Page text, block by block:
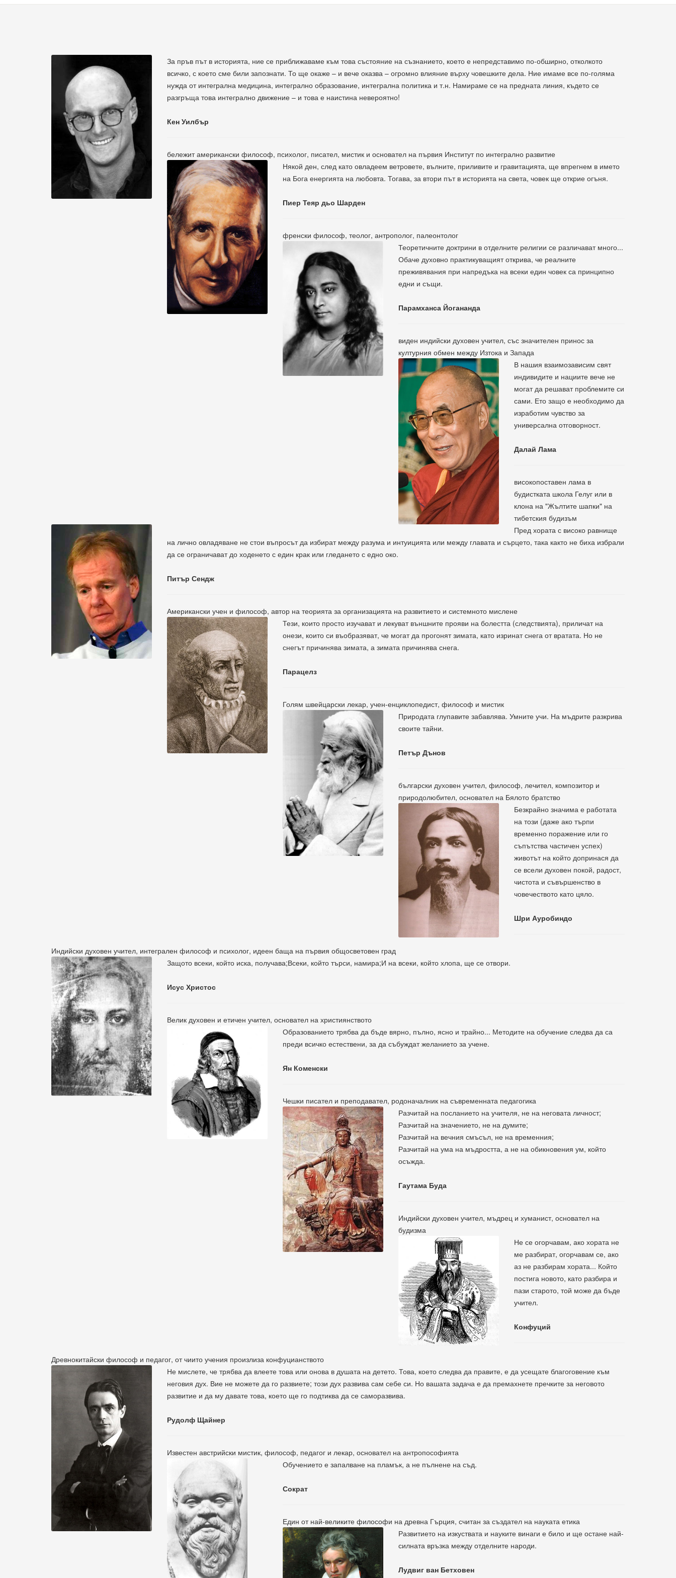
За пръв път в историята, ние се приближаваме към това състояние на съзнанието, което е непредставимо по-обширно, отколкото
всичко, с което сме били запознати. То ще окаже – и вече оказва – огромно влияние върху човешките дела. Ние имаме все по-голяма
нужда от интегрална медицина, интегрално образование, интегрална политика и т.н. Намираме се на предната линия, където се
разгръща това интегрално движение – и това е наистина невероятно!
Кен Уилбър
бележит американски философ, психолог, писател, мистик и основател на първия Институт по интегрално развитие
Някой ден, след като овладеем ветровете, вълните, приливите и гравитацията, ще впрегнем в името
на Бога енергията на любовта. Тогава, за втори път в историята на света, човек ще открие огъня.
Пиер Теяр дьо Шарден
френски философ, теолог, антрополог, палеонтолог
Теоретичните доктрини в отделните религии се различават много...
Обаче духовно практикуващият открива, че реалните
преживявания при напредъка на всеки един човек са принципно
едни и същи.
Парамханса Йогананда
виден индийски духовен учител, със значителен принос за
културния обмен между Изтока и Запада
В нашия взаимозависим свят
индивидите и нациите вече не
могат да решават проблемите си
сами. Ето защо е необходимо да
изработим чувство за
универсална отговорност.
Далай Лама
високопоставен лама в
будистката школа Гелуг или в
клона на "Жълтите шапки" на
тибетския будизъм
Пред хората с високо равнище
на лично овладяване не стои въпросът да избират между разума и интуицията или между главата и сърцето, така както не биха избрали
да се ограничават до ходенето с един крак или гледането с едно око.
Питър Сендж
Американски учен и философ, автор на теорията за организацията на развитието и системното мислене
Тези, които просто изучават и лекуват външните прояви на болестта (следствията), приличат на
онези, които си въобразяват, че могат да прогонят зимата, като изринат снега от вратата. Но не
снегът причинява зимата, а зимата причинява снега.
Парацелз
Голям швейцарски лекар, учен-енциклопедист, философ и мистик
Природата глупавите забавлява. Умните учи. На мъдрите разкрива
своите тайни.
Петър Дънов
български духовен учител, философ, лечител, композитор и
природолюбител, основател на Бялото братство
Безкрайно значима е работата
на този (даже ако търпи
временно поражение или го
съпътства частичен успех)
животът на който допринася да
се всели духовен покой, радост,
чистота и съвършенство в
човечеството като цяло.
Шри Ауробиндо
Индийски духовен учител, интегрален философ и психолог, идеен баща на първия общосветовен град
Защото всеки, който иска, получава;Всеки, който търси, намира;И на всеки, който хлопа, ще се отвори.
Исус Христос
Велик духовен и етичен учител, основател на християнството
Образованието трябва да бъде вярно, пълно, ясно и трайно... Методите на обучение следва да са
преди всичко естествени, за да събуждат желанието за учене.
Ян Коменски
Чешки писател и преподавател, родоначалник на съвременната педагогика
Разчитай на посланието на учителя, не на неговата личност;
Разчитай на значението, не на думите;
Разчитай на вечния смъсъл, не на временния;
Разчитай на ума на мъдростта, а не на обикновения ум, който
осъжда.
Гаутама Буда
Индийски духовен учител, мъдрец и хуманист, основател на
будизма
Не се огорчавам, ако хората не
ме разбират, огорчавам се, ако
аз не разбирам хората... Който
постига новото, като разбира и
пази старото, той може да бъде
учител.
Конфуций
Древнокитайски философ и педагог, от чиито учения произлиза конфуцианството
Не мислете, че трябва да влеете това или онова в душата на детето. Това, което следва да правите, е да усещате благоговение към
неговия дух. Вие не можете да го развиете; този дух развива сам себе си. Но вашата задача е да премахнете пречките за неговото
развитие и да му давате това, което ще го подтиква да се саморазвива.
Рудолф Щайнер
Известен австрийски мистик, философ, педагог и лекар, основател на антропософията
Обучението е запалване на пламък, а не пълнене на съд.
Сократ
Един от най-великите философи на древна Гърция, считан за създател на науката етика
Развитието на изкуствата и науките винаги е било и ще остане най-
силната връзка между отделните народи.
Лудвиг ван Бетховен